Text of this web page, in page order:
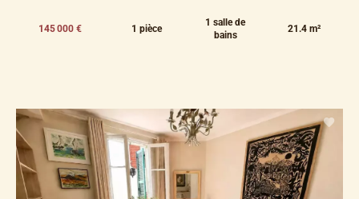
145 000 € 1 pièce
1 salle de
bains
21.4 m²